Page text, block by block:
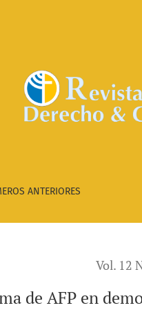
de la elite económica
ANTERIORES
Vol. 12
de AFP en